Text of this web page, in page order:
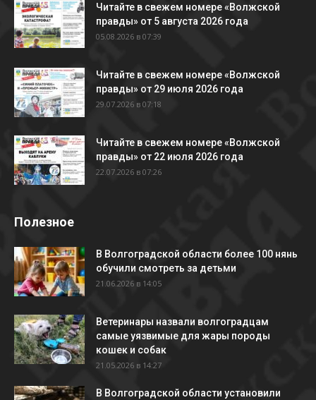
Читайте в свежем номере «Волжской
правды» от 5 августа 2026 года
05.08.2026 в 07:39
Читайте в свежем номере «Волжской
правды» от 29 июля 2026 года
29.07.2026 в 07:18
Читайте в свежем номере «Волжской
правды» от 22 июля 2026 года
22.07.2026 в 07:26
Полезное
В Волгоградской области более 100 нянь
обучили смотреть за детьми
21.06.2026 в 14:05
Ветеринары назвали волгоградцам
самые уязвимые для жары породы
кошек и собак
21.05.2026 в 14:27
В Волгоградской области установили